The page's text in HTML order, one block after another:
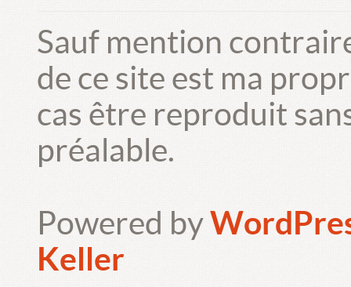
Sauf mention
de ce site est ma
cas être reproduit
préalable.
Powered by
Keller